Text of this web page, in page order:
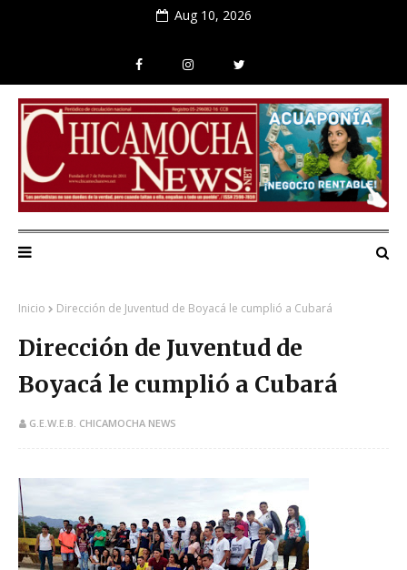
Aug 10, 2026
Inicio Dirección de Juventud de Boyacá le cumplió a Cubará
Dirección de Juventud de
Boyacá le cumplió a Cubará
G.E.W.E.B. CHICAMOCHA NEWS